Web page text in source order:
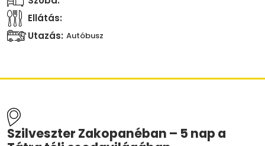
Ellátás:
Utazás: Autóbusz
Szilveszter Zakopanéban – 5 nap a